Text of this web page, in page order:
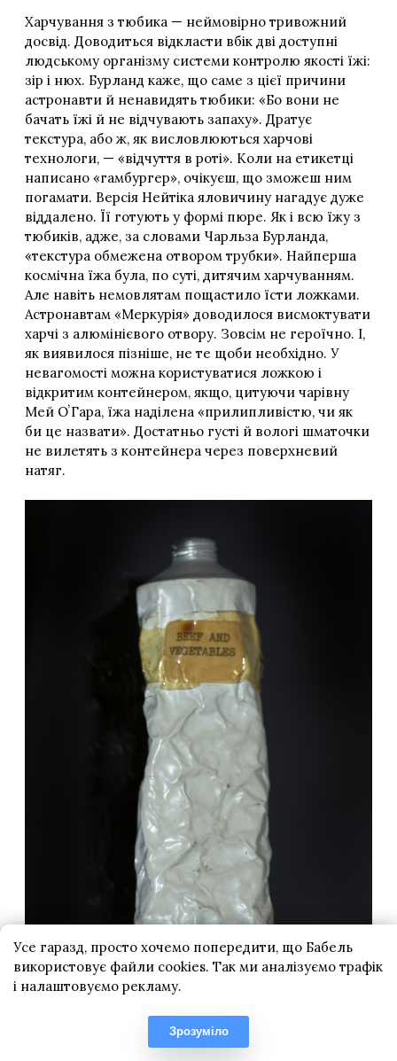
Усе гаразд, просто хочемо попередити, що Бабель
використовує файли cookies. Так ми аналізуємо трафік
і налаштовуємо рекламу.
Зрозуміло